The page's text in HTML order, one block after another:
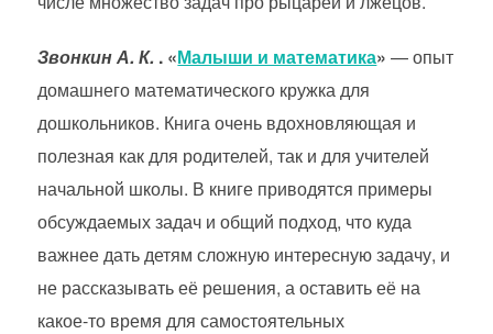
Звонкин А. К. . «Малыши и математика» — опыт
домашнего математического кружка для
дошкольников. Книга очень вдохновляющая и
полезная как для родителей, так и для учителей
начальной школы. В книге приводятся примеры
обсуждаемых задач и общий подход, что куда
важнее дать детям сложную интересную задачу, и
не рассказывать её решения, а оставить её на
какое-то время для самостоятельных